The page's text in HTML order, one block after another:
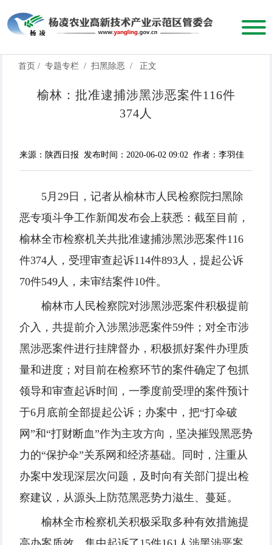
首页 / 专题专栏 / 扫黑除恶 / 正文
榆林：批准逮捕涉黑涉恶案件116件
374人
来源：陕西日报 发布时间：2020-06-02 09:02 作者：李羽佳
5月29日，记者从榆林市人民检察院扫黑除
恶专项斗争工作新闻发布会上获悉：截至目前，
榆林全市检察机关共批准逮捕涉黑涉恶案件116
件374人，受理审查起诉114件893人，提起公诉
70件549人，未审结案件10件。
榆林市人民检察院对涉黑涉恶案件积极提前
介入，共提前介入涉黑涉恶案件59件；对全市涉
黑涉恶案件进行挂牌督办，积极抓好案件办理质
量和进度；对目前在检察环节的案件确定了包抓
领导和审查起诉时间，一季度前受理的案件预计
于6月底前全部提起公诉；办案中，把“打伞破
网”和“打财断血”作为主攻方向，坚决摧毁黑恶势
力的“保护伞”关系网和经济基础。同时，注重从
办案中发现深层次问题，及时向有关部门提出检
察建议，从源头上防范黑恶势力滋生、蔓延。
榆林全市检察机关积极采取多种有效措施提